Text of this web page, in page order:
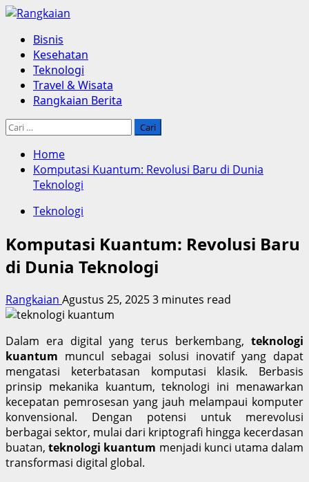
Skip
content
Primary
Menu
Bisnis
Kesehatan
Teknologi
Travel & Wisata
Rangkaian Berita
Cari
Home
Komputasi Kuantum: Revolusi Baru di Dunia
Teknologi
Teknologi
Komputasi Kuantum: Revolusi Baru
di Dunia Teknologi
Rangkaian Agustus 25, 20253 minutes read
Dalam era digital yang terus berkembang, teknologi
kuantum muncul sebagai solusi inovatif yang dapat
mengatasi keterbatasan komputasi klasik. Berbasis
prinsip mekanika kuantum, teknologi ini menawarkan
kecepatan pemrosesan yang jauh melampaui komputer
konvensional. Dengan potensi untuk merevolusi
berbagai sektor, mulai dari kriptografi hingga kecerdasan
buatan,teknologi kuantum menjadi kunci utama dalam
transformasi digital global.